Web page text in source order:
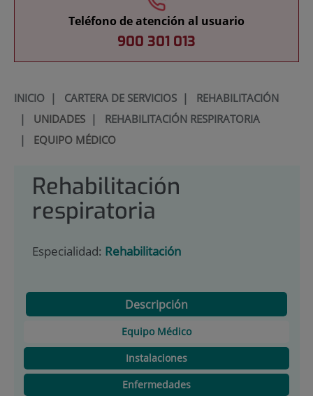
Teléfono de atención al usuario
900 301 013
INICIO| CARTERA DE SERVICIOS| REHABILITACIÓN
| UNIDADES| REHABILITACIÓN RESPIRATORIA
| EQUIPO MÉDICO
Rehabilitación
respiratoria
Especialidad: Rehabilitación
Descripción
Equipo Médico
Instalaciones
Enfermedades